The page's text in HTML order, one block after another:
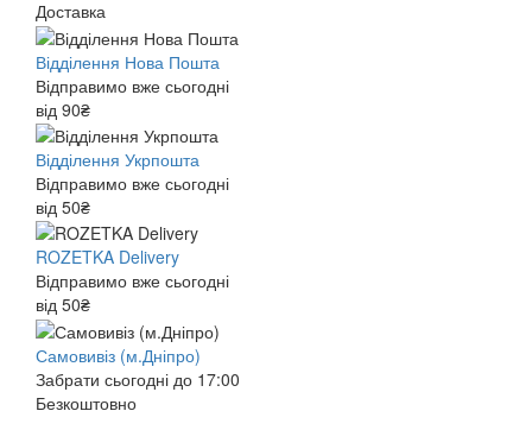
Доставка
Відділення Нова Пошта
Відправимо вже сьогодні
від 90₴
Відділення Укрпошта
Відправимо вже сьогодні
від 50₴
ROZETKA Delivery
Відправимо вже сьогодні
від 50₴
Самовивіз (м.Дніпро)
Забрати сьогодні до 17:00
Безкоштовно